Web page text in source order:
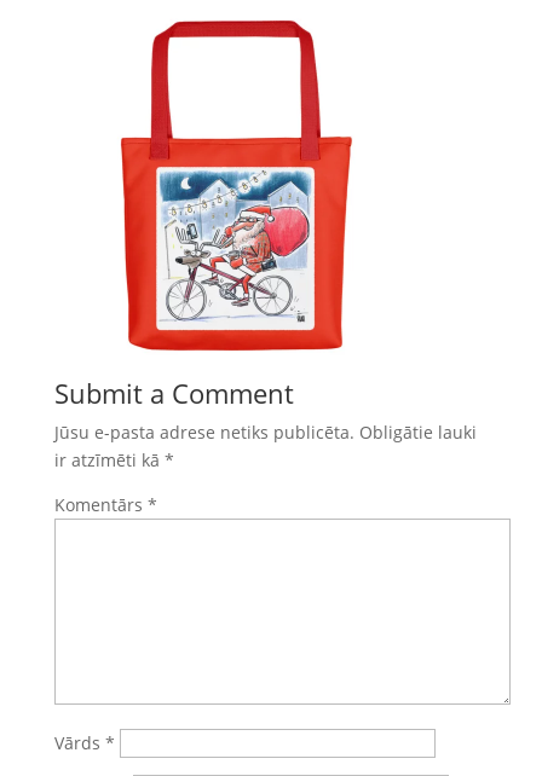
Submit a Comment
Jūsu e-pasta adrese netiks publicēta. Obligātie lauki
ir atzīmēti kā *
Komentārs *
Vārds *